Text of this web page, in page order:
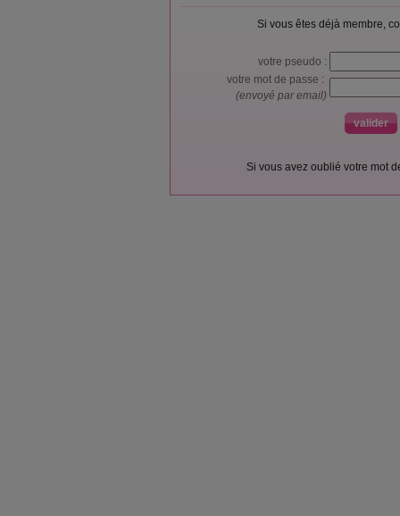
Si vous êtes déjà membre,
votre pseudo :
votre mot de passe :
(envoyé par email)
Si vous avez oublié votre mot